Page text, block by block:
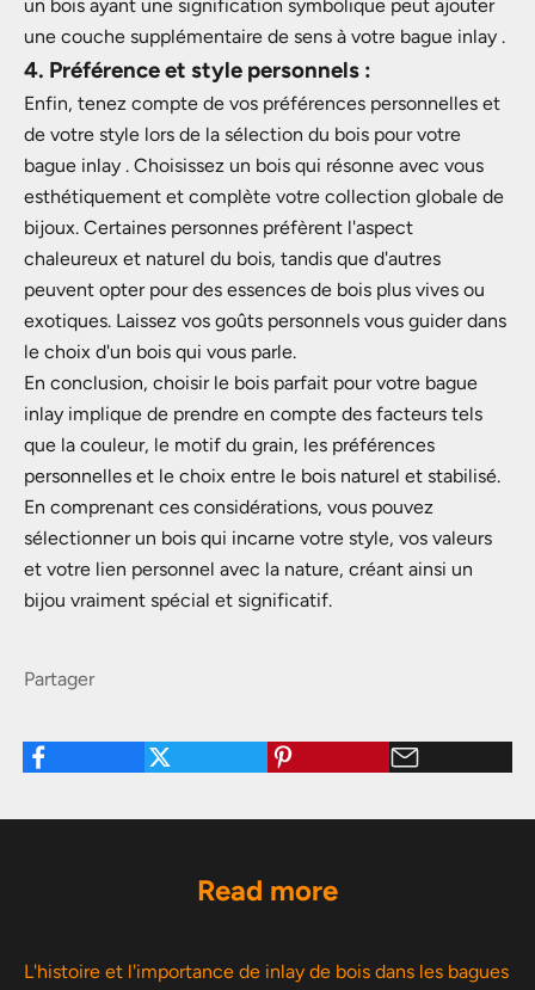
un bois ayant une signification symbolique peut ajouter
une couche supplémentaire de sens à votre bague inlay .
4. Préférence et style personnels :
Enfin, tenez compte de vos préférences personnelles et
de votre style lors de la sélection du bois pour votre
bague inlay . Choisissez un bois qui résonne avec vous
esthétiquement et complète votre collection globale de
bijoux. Certaines personnes préfèrent l'aspect
chaleureux et naturel du bois, tandis que d'autres
peuvent opter pour des essences de bois plus vives ou
exotiques. Laissez vos goûts personnels vous guider dans
le choix d'un bois qui vous parle.
En conclusion, choisir le bois parfait pour votre bague
inlay implique de prendre en compte des facteurs tels
que la couleur, le motif du grain, les préférences
personnelles et le choix entre le bois naturel et stabilisé.
En comprenant ces considérations, vous pouvez
sélectionner un bois qui incarne votre style, vos valeurs
et votre lien personnel avec la nature, créant ainsi un
bijou vraiment spécial et significatif.
Partager
Read more
L'histoire et l'importance de inlay de bois dans les bagues